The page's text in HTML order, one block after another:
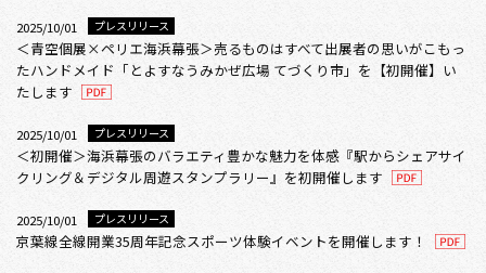
2025/10/01 プレスリリース
＜青空個展×ペリエ海浜幕張＞売るものはすべて出展者の思いがこもっ
たハンドメイド「とよすなうみかぜ広場 てづくり市」を【初開催】い
たします
2025/10/01 プレスリリース
＜初開催＞海浜幕張のバラエティ豊かな魅力を体感『駅からシェアサイ
クリング＆デジタル周遊スタンプラリー』を初開催します
2025/10/01 プレスリリース
京葉線全線開業35周年記念スポーツ体験イベントを開催します！